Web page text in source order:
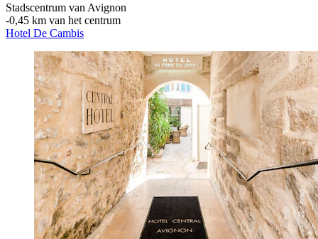
Stadscentrum van Avignon
‐0,45 km van het centrum
Hotel De Cambis